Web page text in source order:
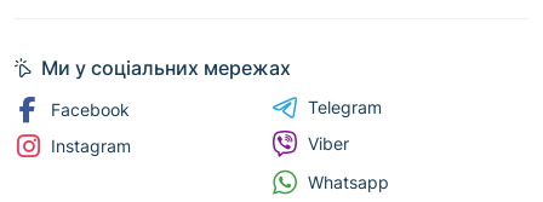
Ми у соціальних мережах
Facebook
Instagram
Telegram
Viber
Whatsapp